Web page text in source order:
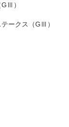
）
ークス（GⅢ）